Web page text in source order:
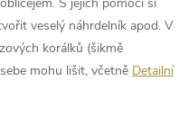
veselý náhrdelník apod. V
korálků (šikmě
mohu lišit, včetně Detailní